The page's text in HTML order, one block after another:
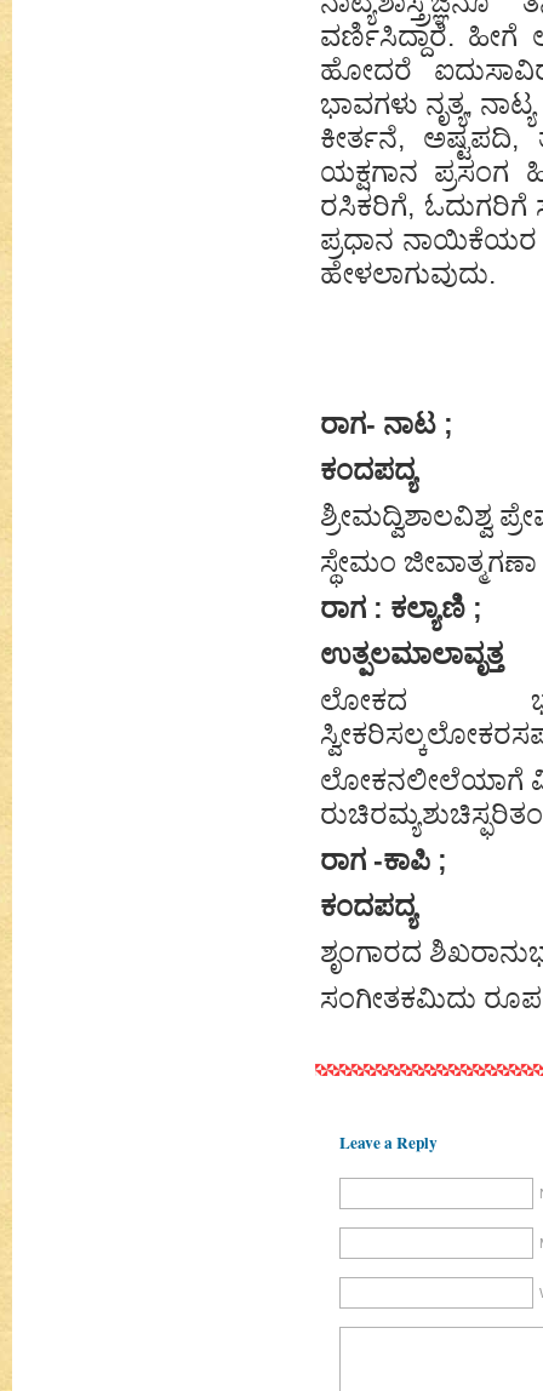
ವರ್ಣಿಸಿದ್ದಾರೆ. ಹೀಗೆ
ಹೋದರೆ
ಭಾವಗಳು ನೃತ್ಯ,
ಕೀರ್ತನೆ, ಅಷ್ಟಪದಿ,
ಯಕ್ಷಗಾನ ಪ್ರಸಂಗ
ರಸಿಕರಿಗೆ, ಓದುಗರಿಗೆ
ಪ್ರಧಾನ ನಾಯಿಕೆಯರ
ಹೇಳಲಾಗುವುದು.
ರಾಗ- ನಾಟ ;
ಕಂದಪದ್ಯ
ಶ್ರೀಮದ್ವಿಶಾಲವಿಶ್ವ
ಸ್ಥೇಮಂ
ರಾಗ : ಕಲ್ಯಾಣಿ ;
ಉತ್ಪಲಮಾಲಾವೃತ್ತ
ಲೋಕದ
ಲೋಕನಲೀಲೆಯಾಗೆ
ರಾಗ -ಕಾಪಿ ;
ಕಂದಪದ್ಯ
ಶೃಂಗಾರದ
ಸಂಗೀತಕಮಿದು
Leave a Reply